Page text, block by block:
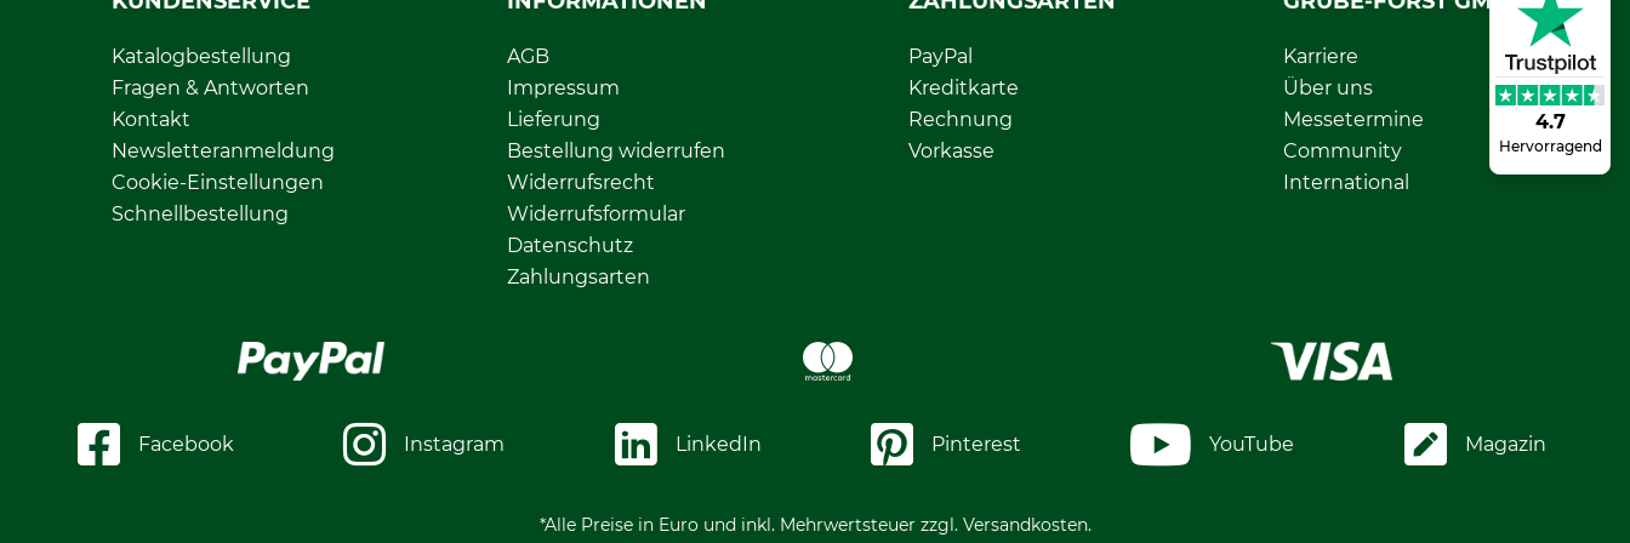
4.7
Hervorragend
Katalogbestellung
Fragen & Antworten
Kontakt
Newsletteranmeldung
Cookie-Einstellungen
Schnellbestellung
AGB
Impressum
Lieferung
Bestellung widerrufen
Widerrufsrecht
Widerrufsformular
Datenschutz
Zahlungsarten
PayPal
Kreditkarte
Rechnung
Vorkasse
Karriere
Über uns
Messetermine
Community
International
Facebook Instagram LinkedIn Pinterest YouTube Magazin
*Alle Preise in Euro und inkl. Mehrwertsteuer zzgl. Versandkosten.